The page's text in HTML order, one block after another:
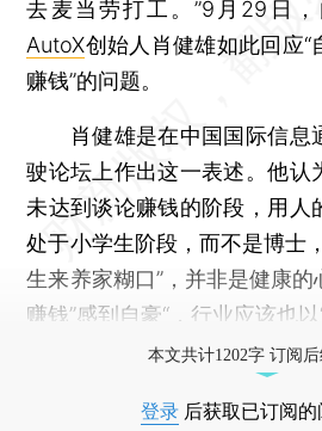
去麦当劳打工。”9月29日
AutoX创始人肖健雄如此回应“
赚钱”的问题。
肖健雄是在中国国际信息
驶论坛上作出这一表述。他认
未达到谈论赚钱的阶段，用人
处于小学生阶段，而不是博士
生来养家糊口”，并非是健康
赚钱”感到自豪“，行业应该也以
本文共计1202字 订阅
登录 后获取已订阅